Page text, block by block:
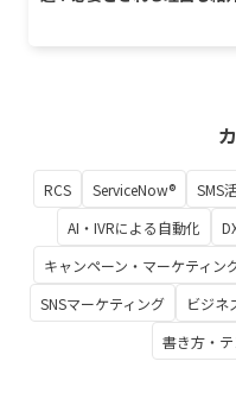
RCS ServiceNow® SMS
AI・IVRによる自動化
キャンペーン・マーケティン
SNSマーケティング
ビジネ
書き方・